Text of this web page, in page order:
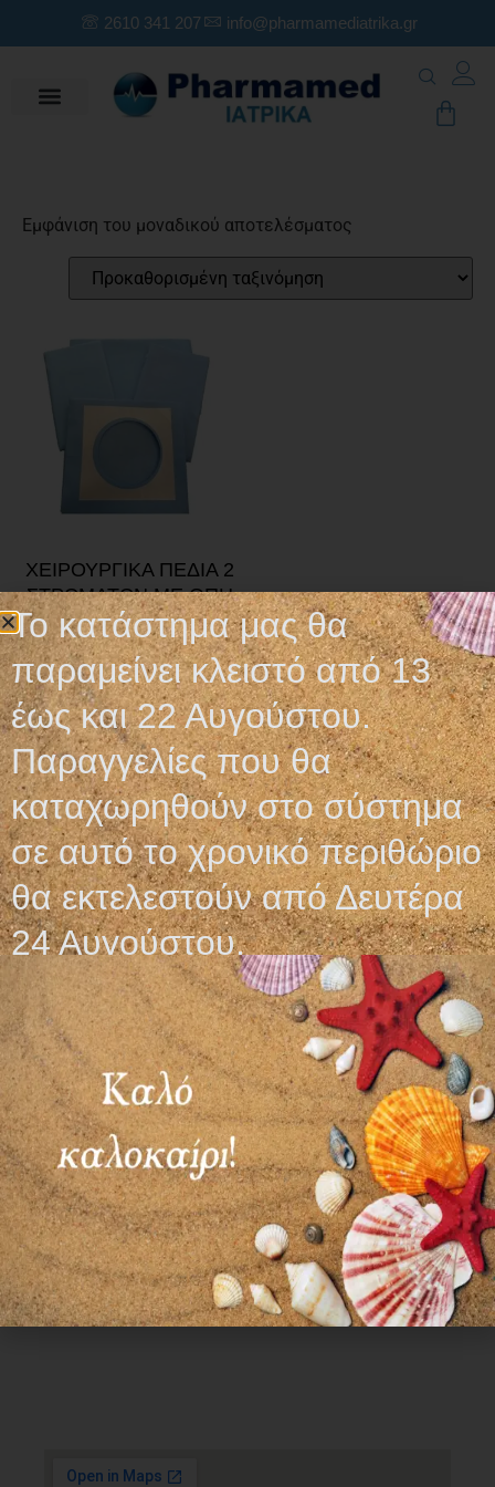
2610 341 207 info@pharmamediatrika.gr
Εμφάνιση του μοναδικού αποτελέσματος
ΧΕΙΡΟΥΡΓΙΚΑ ΠΕΔΙΑ 2
ΣΤΡΩΜΑΤΩΝ ΜΕ ΟΠΗ
1,00€ – 1,25€
Επιλογή
Ωράριο λειτουργίας
ΕΙΔΙΚΟ ΘΕΡΙΝΟ ΩΡΑΡΙΟ
ΔΕΥ-ΠΑΡ: 09:00-14:30
ΣΑΒ – ΚΥΡ: ΚΛΕΙΣΤΑ
Χρήσιμα Links
Όροι Χρήσης
Πολιτική απορρήτου
Τρόποι πληρωμής
Τρόποι αποστολής
Το κατάστημα μας θα
παραμείνει κλειστό από 13
έως και 22 Αυγούστου.
Παραγγελίες που θα
καταχωρηθούν στο σύστημα
σε αυτό το χρονικό περιθώριο
θα εκτελεστούν από Δευτέρα
24 Αυγούστου.